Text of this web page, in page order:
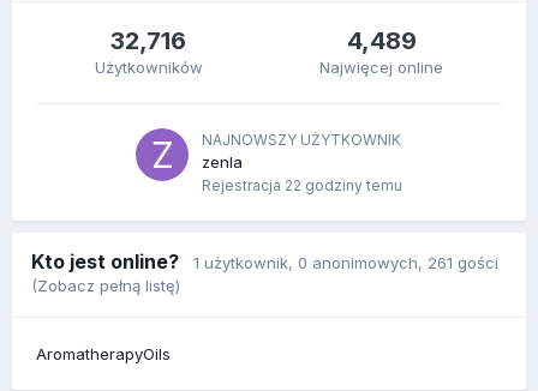
32,716
Użytkowników
4,489
Najwięcej online
NAJNOWSZY UŻYTKOWNIK
zenla
Rejestracja 22 godziny temu
Kto jest online? 1 użytkownik, 0 anonimowych, 261 gości
(Zobacz pełną listę)
AromatherapyOils